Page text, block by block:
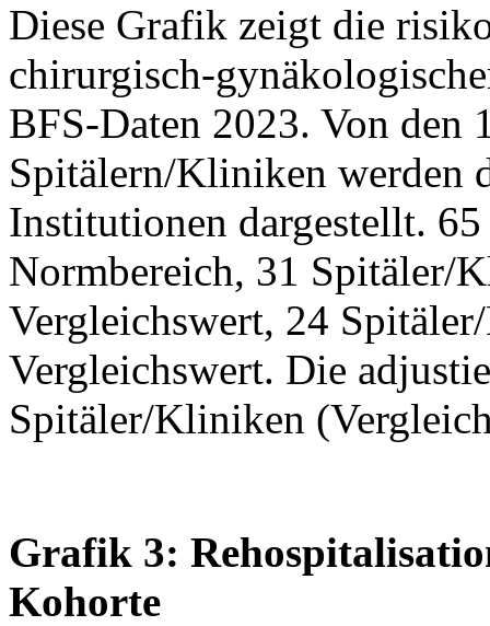
Diese Grafik zeigt die
chirurgisch-
BFS-Daten 2023. Von den
Spitälern/Kliniken werden
Institutionen dargestellt.
Normbereich, 31 Spitäler/
Vergleichswert, 24
Vergleichswert. Die
Spitäler/Kliniken
Grafik 3:
Kohorte